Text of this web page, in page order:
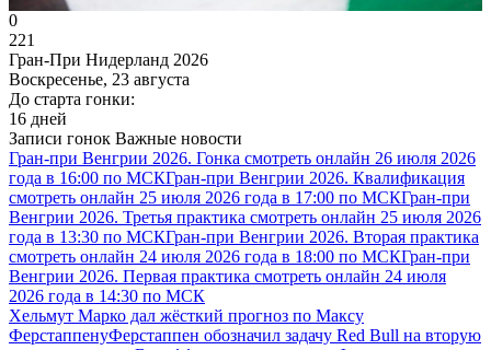
0
221
Гран-При Нидерланд 2026
Воскресенье, 23 августа
До старта гонки:
16 дней
Записи гонок Важные новости
Гран-при Венгрии 2026. Гонка смотреть онлайн 26 июля 2026
года в 16:00 по МСКГран-при Венгрии 2026. Квалификация
смотреть онлайн 25 июля 2026 года в 17:00 по МСКГран-при
Венгрии 2026. Третья практика смотреть онлайн 25 июля 2026
года в 13:30 по МСКГран-при Венгрии 2026. Вторая практика
смотреть онлайн 24 июля 2026 года в 18:00 по МСКГран-при
Венгрии 2026. Первая практика смотреть онлайн 24 июля
2026 года в 14:30 по МСК
Хельмут Марко дал жёсткий прогноз по Максу
ФерстаппенуФерстаппен обозначил задачу Red Bull на вторую